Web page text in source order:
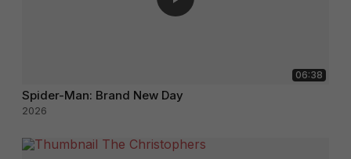
06:38
Spider-Man: Brand New Day
2026